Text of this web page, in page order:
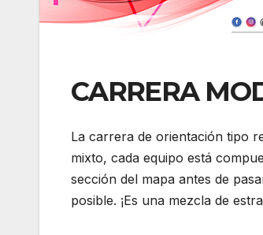
CARRERA
La carrera de orientación tipo
mixto, cada equipo está
sección del mapa antes de
posible. ¡Es una mezcla de